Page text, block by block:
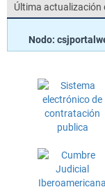
Última actualización
Nodo: